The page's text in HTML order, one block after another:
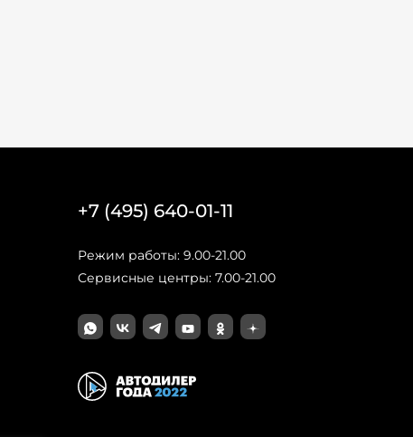
+7 (495) 640-01-11
Режим работы: 9.00-21.00
Сервисные центры: 7.00-21.00